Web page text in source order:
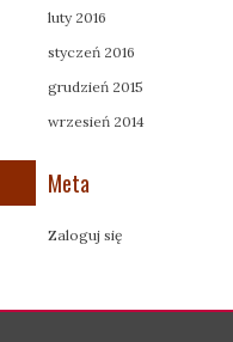
luty 2016
styczeń 2016
grudzień 2015
wrzesień 2014
Meta
Zaloguj się